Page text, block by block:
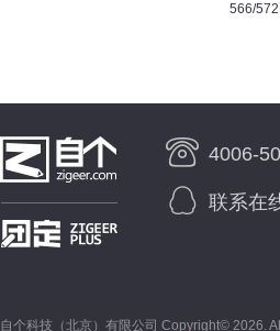
566/572
4006-
联系在
自个科技（北京）有限公司 Copyright© 2026.